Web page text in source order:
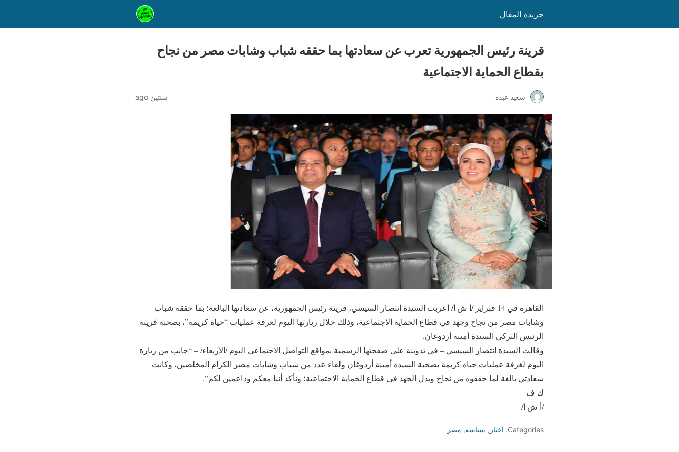
جريدة المقال
قرينة رئيس الجمهورية تعرب عن سعادتها بما حققه شباب وشابات مصر من نجاح
بقطاع الحماية الاجتماعية
سعيد عبده سنتين ago
القاهرة في 14 فبراير /أ ش أ/ أعربت السيدة انتصار السيسي، قرينة رئيس الجمهورية، عن سعادتها البالغة؛ بما حققه شباب
وشابات مصر من نجاح وجهد في قطاع الحماية الاجتماعية، وذلك خلال زيارتها اليوم لغرفة عمليات “حياة كريمة”، بصحبة قرينة
الرئيس التركي السيدة أمينة أردوغان.
وقالت السيدة انتصار السيسي – في تدوينة على صفحتها الرسمية بمواقع التواصل الاجتماعي اليوم /الأربعاء/ – “جانب من زيارة
اليوم لغرفة عمليات حياة كريمة بصحبة السيدة أمينة أردوغان ولقاء عدد من شباب وشابات مصر الكرام المخلصين، وكانت
سعادتي بالغة لما حققوه من نجاح وبذل الجهد في قطاع الحماية الاجتماعية؛ ونأكد أننا معكم وداعمين لكم”.
ك ف
/أ ش أ/
Categories: اخبار , سياسة, مصر